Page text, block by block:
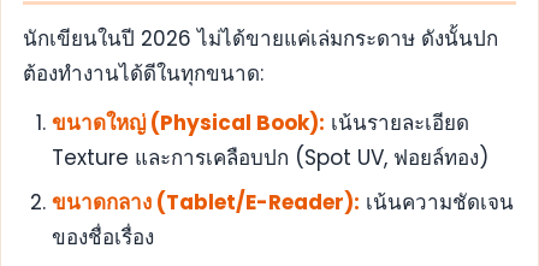
นักเขียนในปี 2026 ไม่ได้ขายแค่เล่มกระดาษ ดังนั้นปก
ต้องทำงานได้ดีในทุกขนาด:
ขนาดใหญ่ (Physical Book): เน้นรายละเอียด
Texture และการเคลือบปก (Spot UV, ฟอยล์ทอง)
ขนาดกลาง (Tablet/E-Reader): เน้นความชัดเจน
ของชื่อเรื่อง